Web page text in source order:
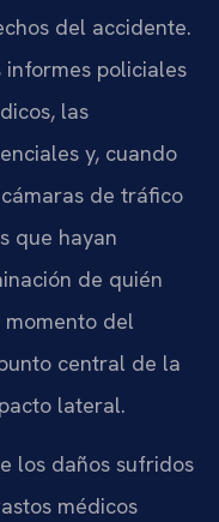
del accidente.
policiales
las
y, cuando
de tráfico
que hayan
de quién
del
central de la
lateral.
los daños sufridos
médicos